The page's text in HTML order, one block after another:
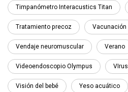
Timpanómetro Interacustics Titan
Tratamiento precoz Vacunación
Vendaje neuromuscular Verano
Videoendoscopio Olympus VIrus
Visión del bebé Yeso acuático